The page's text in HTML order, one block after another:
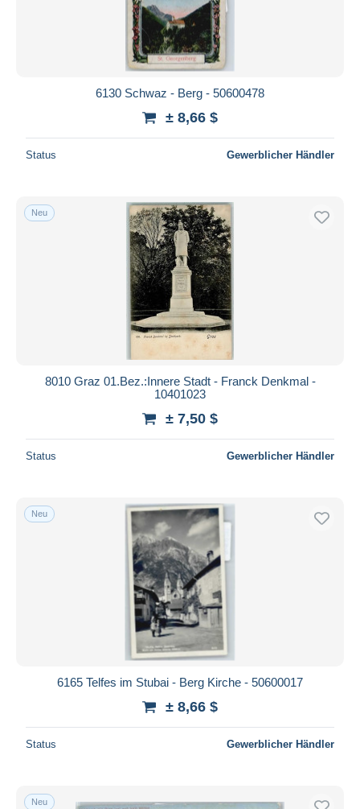
6130 Schwaz - Berg - 50600478
± 8,66 $
Status Gewerblicher Händler
Neu
8010 Graz 01.Bez.:Innere Stadt - Franck Denkmal -
10401023
± 7,50 $
Status Gewerblicher Händler
Neu
6165 Telfes im Stubai - Berg Kirche - 50600017
± 8,66 $
Status Gewerblicher Händler
Neu